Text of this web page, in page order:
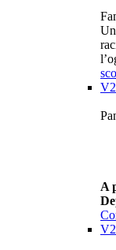
V2
A